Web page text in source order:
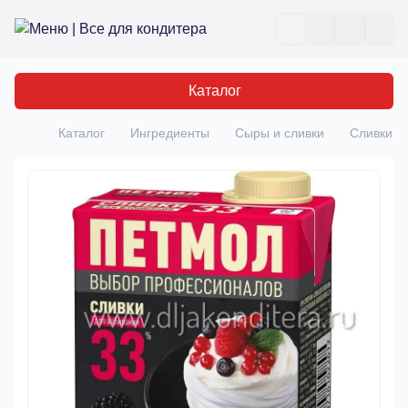
Все для кондитера
Каталог
Главная
Каталог Ингредиенты Сыры и сливки Сливки